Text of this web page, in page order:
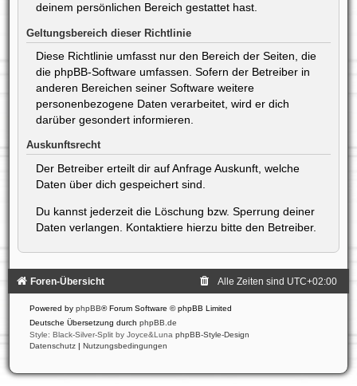
deinem persönlichen Bereich gestattet hast.
Geltungsbereich dieser Richtlinie
Diese Richtlinie umfasst nur den Bereich der Seiten, die
die phpBB-Software umfassen. Sofern der Betreiber in
anderen Bereichen seiner Software weitere
personenbezogene Daten verarbeitet, wird er dich
darüber gesondert informieren.
Auskunftsrecht
Der Betreiber erteilt dir auf Anfrage Auskunft, welche
Daten über dich gespeichert sind.
Du kannst jederzeit die Löschung bzw. Sperrung deiner
Daten verlangen. Kontaktiere hierzu bitte den Betreiber.
Foren-Übersicht Alle Zeiten sind UTC+02:00
Powered by phpBB® Forum Software © phpBB Limited
Deutsche Übersetzung durch phpBB.de
Style: Black-Silver-Split by Joyce&Luna phpBB-Style-Design
Datenschutz | Nutzungsbedingungen